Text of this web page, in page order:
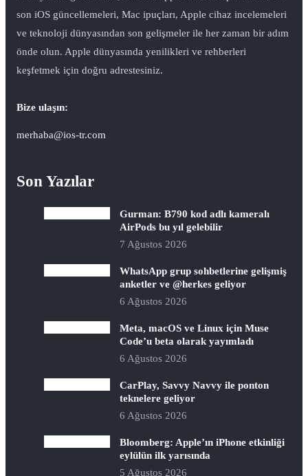
son iOS güncellemeleri, Mac ipuçları, Apple cihaz incelemeleri
ve teknoloji dünyasından son gelişmeler ile her zaman bir adım
önde olun. Apple dünyasında yenilikleri ve rehberleri
keşfetmek için doğru adrestesiniz.
Bize ulaşın:
merhaba@ios-tr.com
Son Yazılar
Gurman: B790 kod adlı kameralı
AirPods bu yıl gelebilir
7 Ağustos 2026
WhatsApp grup sohbetlerine gelişmiş
anketler ve @herkes geliyor
6 Ağustos 2026
Meta, macOS ve Linux için Muse
Code’u beta olarak yayımladı
6 Ağustos 2026
CarPlay, Savvy Navvy ile ponton
teknelere geliyor
6 Ağustos 2026
Bloomberg: Apple’ın iPhone etkinliği
eylülün ilk yarısında
5 Ağustos 2026